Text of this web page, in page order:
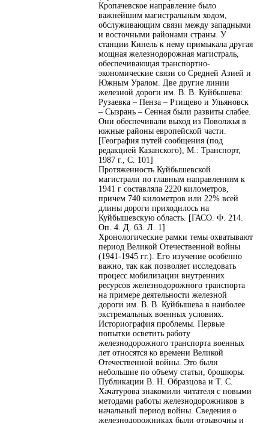
Кропачевское направление было
важнейшим магистральным ходом,
обслуживающим связи между западными
и восточными районами страны. У
станции Кинель к нему примыкала другая
мощная железнодорожная магистраль,
обеспечивающая транспортно-
экономические связи со Средней Азией и
Южным Уралом. Две другие линии
железной дороги им. В. В. Куйбышева:
Рузаевка – Пенза – Ртищево и Ульяновск
– Сызрань – Сенная были развиты слабее.
Они обеспечивали выход из Поволжья в
южные районы европейской части.
[География путей сообщения (под
редакцией Казанского), М.: Транспорт,
1987 г., С. 101]
Протяженность Куйбышевской
магистрали по главным направлениям к
1941 г составляла 2220 километров,
причем 740 километров или 22% всей
длины дороги приходилось на
Куйбышевскую область. [ГАСО. Ф. 214.
Оп. 4. Д. 63. Л. 1]
Хронологические рамки темы охватывают
период Великой Отечественной войны
(1941-1945 гг.). Его изучение особенно
важно, так как позволяет исследовать
процесс мобилизации внутренних
ресурсов железнодорожного транспорта
на примере деятельности железной
дороги им. В. В. Куйбышева в наиболее
экстремальных военных условиях.
Историография проблемы. Первые
попытки осветить работу
железнодорожного транспорта военных
лет относятся ко времени Великой
Отечественной войны. Это были
небольшие по объему статьи, брошюры.
Публикации В. Н. Образцова и Т. С.
Хачатурова знакомили читателя с новыми
методами работы железнодорожников в
начальный период войны. Сведения о
железнодорожниках были отрывочны и